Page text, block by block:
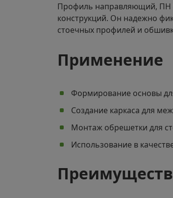
Профиль направляющий, ПН
конструкций. Он надежно
стоечных профилей и
Применение
Формирование основы
Создание каркаса для
Монтаж обрешетки для
Использование в